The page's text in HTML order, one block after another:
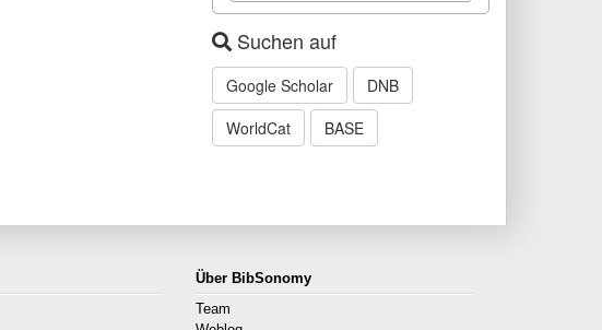
Suchen auf
Google Scholar
DNB
WorldCat
BASE
Über BibSonomy
Team